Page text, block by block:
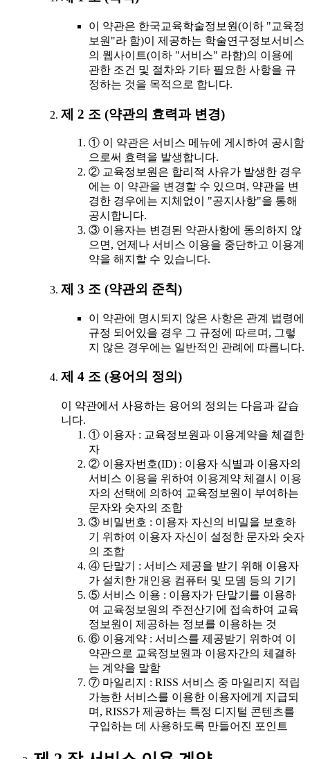
이 약관은 한국교육학술정보원(이하 "교육정
보원"라 함)이 제공하는 학술연구정보서비스
의 웹사이트(이하 "서비스" 라함)의 이용에
관한 조건 및 절차와 기타 필요한 사항을 규
정하는 것을 목적으로 합니다.
제 2 조 (약관의 효력과 변경)
① 이 약관은 서비스 메뉴에 게시하여 공시함
으로써 효력을 발생합니다.
② 교육정보원은 합리적 사유가 발생한 경우
에는 이 약관을 변경할 수 있으며, 약관을 변
경한 경우에는 지체없이 "공지사항"을 통해
공시합니다.
③ 이용자는 변경된 약관사항에 동의하지 않
으면, 언제나 서비스 이용을 중단하고 이용계
약을 해지할 수 있습니다.
제 3 조 (약관외 준칙)
이 약관에 명시되지 않은 사항은 관계 법령에
규정 되어있을 경우 그 규정에 따르며, 그렇
지 않은 경우에는 일반적인 관례에 따릅니다.
제 4 조 (용어의 정의)
이 약관에서 사용하는 용어의 정의는 다음과 같습
니다.
① 이용자 : 교육정보원과 이용계약을 체결한
자
② 이용자번호(ID) : 이용자 식별과 이용자의
서비스 이용을 위하여 이용계약 체결시 이용
자의 선택에 의하여 교육정보원이 부여하는
문자와 숫자의 조합
③ 비밀번호 : 이용자 자신의 비밀을 보호하
기 위하여 이용자 자신이 설정한 문자와 숫자
의 조합
④ 단말기 : 서비스 제공을 받기 위해 이용자
가 설치한 개인용 컴퓨터 및 모뎀 등의 기기
⑤ 서비스 이용 : 이용자가 단말기를 이용하
여 교육정보원의 주전산기에 접속하여 교육
정보원이 제공하는 정보를 이용하는 것
⑥ 이용계약 : 서비스를 제공받기 위하여 이
약관으로 교육정보원과 이용자간의 체결하
는 계약을 말함
⑦ 마일리지 : RISS 서비스 중 마일리지 적립
가능한 서비스를 이용한 이용자에게 지급되
며, RISS가 제공하는 특정 디지털 콘텐츠를
구입하는 데 사용하도록 만들어진 포인트